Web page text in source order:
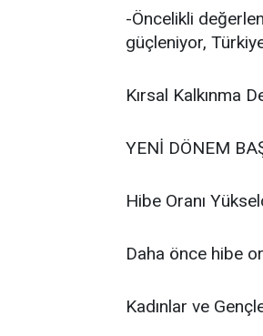
-Öncelikli
güçleniyor,
Kırsal Kalkınma
YENİ DÖNEM
Hibe Oranı
Daha önce hibe
Kadınlar ve